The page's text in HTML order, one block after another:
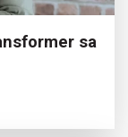
sa